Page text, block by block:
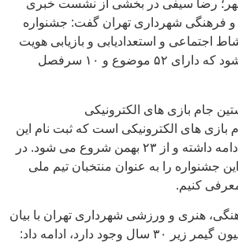
رضا سیفی در بخشی از نشست خبری
و فرهنگی شهرداری تهران گفت: جشنواره
اجتماعی و استعدادیابی و بازیابی هویت
اجتماعی برگزار می شود که دارای ۵۲ موضوع و ۱۰ سرفصل
بازی های الکترونیکی است که ثبت نام این
جشنواره تا ۱۸ بهمن ادامه داشته و از ۲۳ بهمن شروع می شود. در
جشنواره را به عنوان منتخبان تیم ملی
کنیم.
هنری و ورزشی شهرداری تهران با بیان
اینکه در کشور ۳۰ میلیون گیمر زیر ۳۰ سال وجود دارد، ادامه داد: